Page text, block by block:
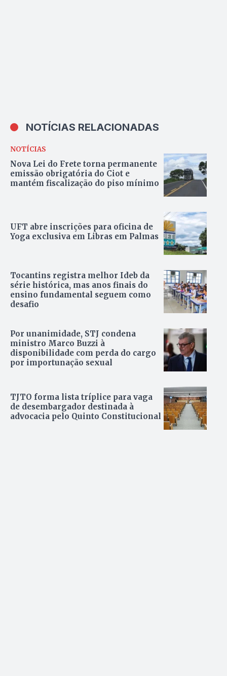
NOTÍCIAS RELACIONADAS
NOTÍCIAS
Nova Lei do Frete torna permanente
emissão obrigatória do Ciot e
mantém fiscalização do piso mínimo
UFT abre inscrições para oficina de
Yoga exclusiva em Libras em Palmas
Tocantins registra melhor Ideb da
série histórica, mas anos finais do
ensino fundamental seguem como
desafio
Por unanimidade, STJ condena
ministro Marco Buzzi à
disponibilidade com perda do cargo
por importunação sexual
TJTO forma lista tríplice para vaga
de desembargador destinada à
advocacia pelo Quinto Constitucional